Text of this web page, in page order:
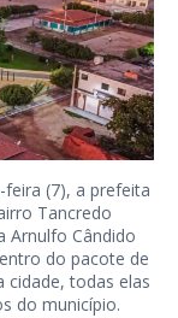
(7), a prefeita
Tancredo
Arnulfo Cândido
do pacote de
cidade, todas elas
do município.